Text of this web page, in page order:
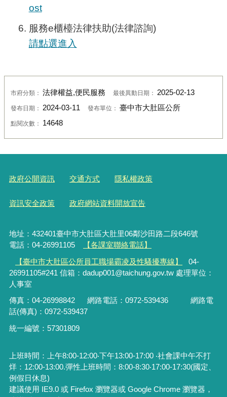
ost
服務e櫃檯法律扶助(法律諮詢)
請點選進入
市府分類： 法律權益,便民服務 最後異動日期： 2025-02-13
發布日期： 2024-03-11 發布單位： 臺中市大肚區公所
點閱次數： 14648
政府公開資訊 交通方式 隱私權政策
資訊安全政策 政府網站資料開放宣告
地址：432401臺中市大肚區大肚里06鄰沙田路二段646號
電話：04-26991105
【各課室聯絡電話】
【臺中市大肚區公所員工職場霸凌及性騷擾專線】
04-
26991105#241 信箱：dadup001@taichung.gov.tw 處理單位：
人事室
傳真：04-26998842 網路電話： 0972-539436 網路電
話(傳真)： 0972-539437
統一編號：57301809
上班時間：上午8:00-12:00‧下午13:00-17:00 ‧社會課中午不打
烊：12:00-13:00.彈性上班時間：8:00-8:30‧17:00-17:30(國定、
例假日休息)
建議使用 IE9.0 或 Firefox 瀏覽器或 Google Chrome 瀏覽器，